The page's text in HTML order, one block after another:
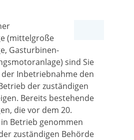
(mittelgroße
Gasturbinen-
sind Sie
Inbetriebnahme den
der zuständigen
Bereits bestehende
die vor dem 20.
Betrieb genommen
zuständigen Behörde